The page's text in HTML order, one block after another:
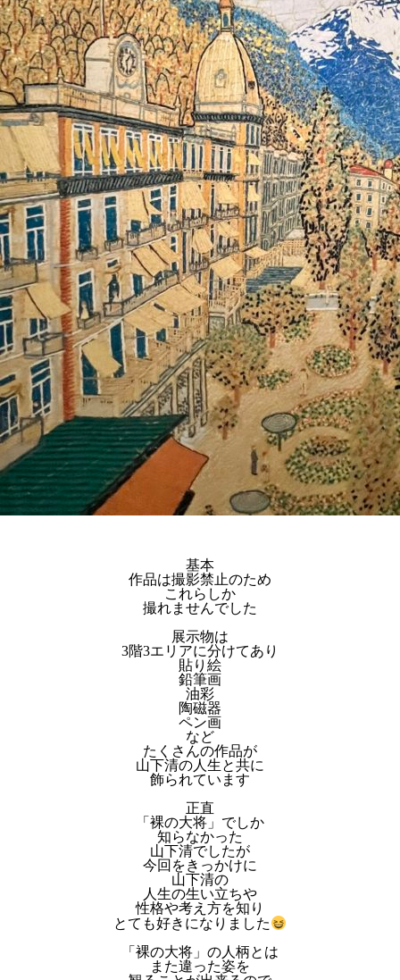
基本
作品は撮影禁止のため
これらしか
撮れませんでした
展示物は
3階3エリアに分けてあり
貼り絵
鉛筆画
油彩
陶磁器
ペン画
など
たくさんの作品が
山下清の人生と共に
飾られています
正直
「裸の大将」でしか
知らなかった
山下清でしたが
今回をきっかけに
山下清の
人生の生い立ちや
性格や考え方を知り
とても好きになりました
「裸の大将」の人柄とは
また違った姿を